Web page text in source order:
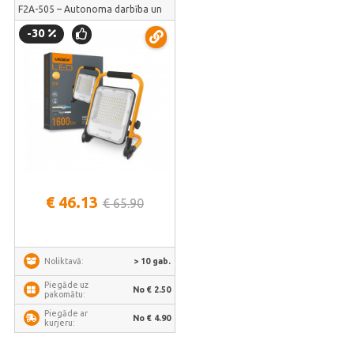
F2A-505 – Autonoma darbība un
izturība būvniecības objektos | VL-
F2A-505
-30
€ 46.13 € 65.90
Noliktavā: > 10 gab.
Piegāde uz
pakomātu:
No € 2.50
Piegāde ar
kurjeru:
No € 4.90